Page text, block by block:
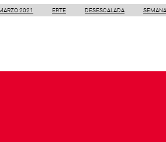
2021 ERTE DESESCALADA